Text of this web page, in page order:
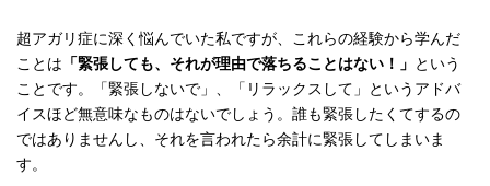
超アガリ症に深く悩んでいた私ですが、これらの経験から学んだ
ことは 「緊張しても、それが理由で落ちることはない！」 という
ことです。「緊張しないで」、「リラックスして」というアドバ
イスほど無意味なものはないでしょう。誰も緊張したくてするの
ではありませんし、それを言われたら余計に緊張してしまいま
す。